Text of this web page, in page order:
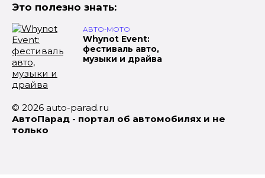
Это полезно знать:
АВТО-МОТО
Whynot Event:
фестиваль авто,
музыки и драйва
© 2026 auto-parad.ru
АвтоПарад - портал об автомобилях и не
только